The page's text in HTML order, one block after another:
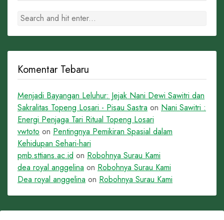
Komentar Tebaru
Menjadi Bayangan Leluhur: Jejak Nani Dewi Sawitri dan
Sakralitas Topeng Losari - Pisau Sastra on Nani Sawitri :
Energi Penjaga Tari Ritual Topeng Losari
vwtoto on Pentingnya Pemikiran Spasial dalam
Kehidupan Sehari-hari
pmb.sttians.ac.id on Robohnya Surau Kami
dea royal anggelina on Robohnya Surau Kami
Dea royal anggelina on Robohnya Surau Kami